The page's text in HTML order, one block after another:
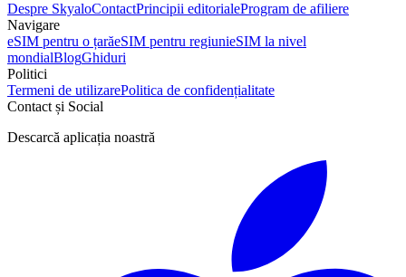
Despre SkyaloContactPrincipii editorialeProgram de afiliere
Navigare
eSIM pentru o țarăeSIM pentru regiunieSIM la nivel
mondialBlogGhiduri
Politici
Termeni de utilizarePolitica de confidențialitate
Contact și Social
Descarcă aplicația noastră